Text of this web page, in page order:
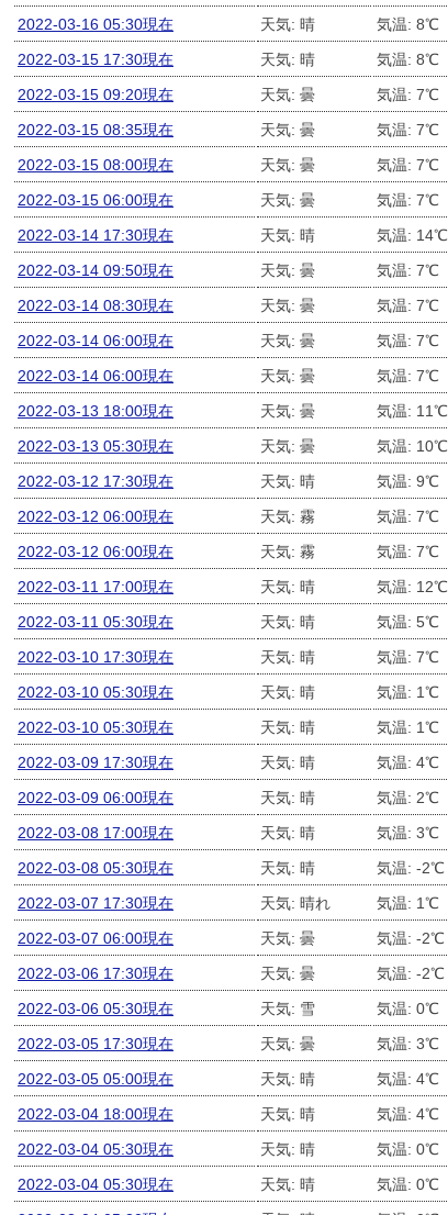
2022-03-16 05:30現在
天気: 晴 気温: 8℃
2022-03-15 17:30現在
天気: 晴 気温: 8℃
2022-03-15 09:20現在
天気: 曇 気温: 7℃
2022-03-15 08:35現在
天気: 曇 気温: 7℃
2022-03-15 08:00現在
天気: 曇 気温: 7℃
2022-03-15 06:00現在
天気: 曇 気温: 7℃
2022-03-14 17:30現在
天気: 晴 気温: 14℃
2022-03-14 09:50現在
天気: 曇 気温: 7℃
2022-03-14 08:30現在
天気: 曇 気温: 7℃
2022-03-14 06:00現在
天気: 曇 気温: 7℃
2022-03-14 06:00現在
天気: 曇 気温: 7℃
2022-03-13 18:00現在
天気: 曇 気温: 11℃
2022-03-13 05:30現在
天気: 曇 気温: 10℃
2022-03-12 17:30現在
天気: 晴 気温: 9℃
2022-03-12 06:00現在
天気: 霧 気温: 7℃
2022-03-12 06:00現在
天気: 霧 気温: 7℃
2022-03-11 17:00現在
天気: 晴 気温: 12℃
2022-03-11 05:30現在
天気: 晴 気温: 5℃
2022-03-10 17:30現在
天気: 晴 気温: 7℃
2022-03-10 05:30現在
天気: 晴 気温: 1℃
2022-03-10 05:30現在
天気: 晴 気温: 1℃
2022-03-09 17:30現在
天気: 晴 気温: 4℃
2022-03-09 06:00現在
天気: 晴 気温: 2℃
2022-03-08 17:00現在
天気: 晴 気温: 3℃
2022-03-08 05:30現在
天気: 晴 気温: -2℃
2022-03-07 17:30現在
天気: 晴れ 気温: 1℃
2022-03-07 06:00現在
天気: 曇 気温: -2℃
2022-03-06 17:30現在
天気: 曇 気温: -2℃
2022-03-06 05:30現在
天気: 雪 気温: 0℃
2022-03-05 17:30現在
天気: 曇 気温: 3℃
2022-03-05 05:00現在
天気: 晴 気温: 4℃
2022-03-04 18:00現在
天気: 晴 気温: 4℃
2022-03-04 05:30現在
天気: 晴 気温: 0℃
2022-03-04 05:30現在
天気: 晴 気温: 0℃